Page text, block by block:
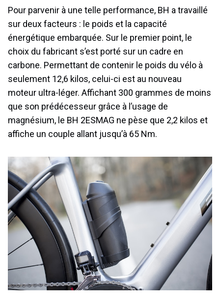
Pour parvenir à une telle performance, BH a travaillé
sur deux facteurs : le poids et la capacité
énergétique embarquée. Sur le premier point, le
choix du fabricant s’est porté sur un cadre en
carbone. Permettant de contenir le poids du vélo à
seulement 12,6 kilos, celui-ci est au nouveau
moteur ultra-léger. Affichant 300 grammes de moins
que son prédécesseur grâce à l’usage de
magnésium, le BH 2ESMAG ne pèse que 2,2 kilos et
affiche un couple allant jusqu’à 65 Nm.